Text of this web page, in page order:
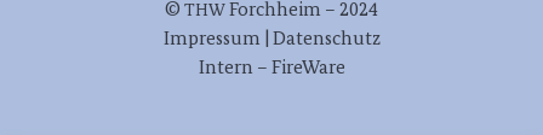
© THW Forch­heim – 2024
Impres­sum | Datenschutz
Intern – FireWare